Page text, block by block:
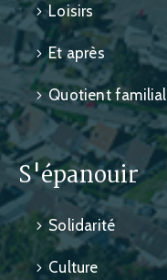
Loisirs
Et après
Quotient familial
S'épanouir
Solidarité
Culture